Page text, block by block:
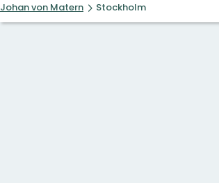
Johan von Matern Stockholm